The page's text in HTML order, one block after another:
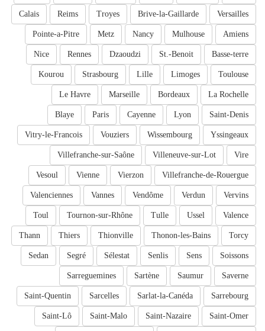
Versailles
Brive-la-Gaillarde
Troyes
Reims
Calais
Amiens
Mulhouse
Nancy
Metz
Pointe-a-Pitre
Basse-terre
St.-Benoit
Dzaoudzi
Rennes
Nice
Toulouse
Limoges
Lille
Strasbourg
Kourou
La Rochelle
Bordeaux
Marseille
Le Havre
Saint-Denis
Lyon
Cayenne
Paris
Blaye
Yssingeaux
Wissembourg
Vouziers
Vitry-le-Francois
Vire
Villeneuve-sur-Lot
Villefranche-sur-Saône
Villefranche-de-Rouergue
Vierzon
Vienne
Vesoul
Vervins
Verdun
Vendôme
Vannes
Valenciennes
Valence
Ussel
Tulle
Tournon-sur-Rhône
Toul
Torcy
Thonon-les-Bains
Thionville
Thiers
Thann
Soissons
Sens
Senlis
Sélestat
Segré
Sedan
Saverne
Saumur
Sartène
Sarreguemines
Sarrebourg
Sarlat-la-Canéda
Sarcelles
Saint-Quentin
Saint-Omer
Saint-Nazaire
Saint-Malo
Saint-Lô